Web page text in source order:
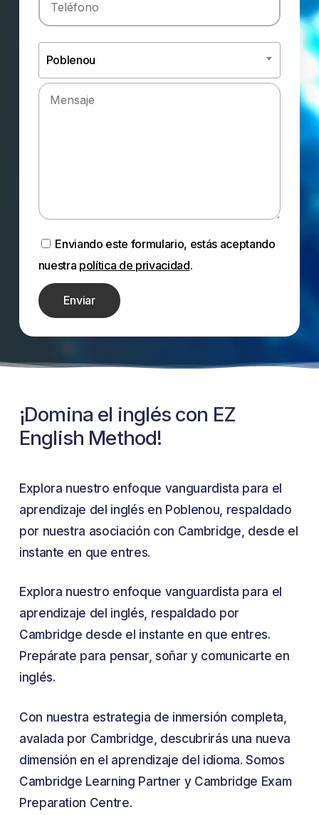
Poblenou
Enviando este formulario, estás aceptando
nuestra política de privacidad.
¡Domina el inglés con EZ
English Method!
Explora nuestro enfoque vanguardista para el
aprendizaje del inglés en Poblenou, respaldado
por nuestra asociación con Cambridge, desde el
instante en que entres.
Explora nuestro enfoque vanguardista para el
aprendizaje del inglés, respaldado por
Cambridge desde el instante en que entres.
Prepárate para pensar, soñar y comunicarte en
inglés.
Con nuestra estrategia de inmersión completa,
avalada por Cambridge, descubrirás una nueva
dimensión en el aprendizaje del idioma. Somos
Cambridge Learning Partner y Cambridge Exam
Preparation Centre.